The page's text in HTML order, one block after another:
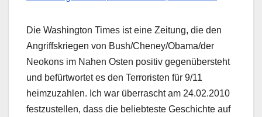
Die Washington Times ist eine Zeitung, die den
Angriffskriegen von Bush/Cheney/Obama/der
Neokons im Nahen Osten positiv gegenübersteht
und befürtwortet es den Terroristen für 9/11
heimzuzahlen. Ich war überrascht am 24.02.2010
festzustellen, dass die beliebteste Geschichte auf